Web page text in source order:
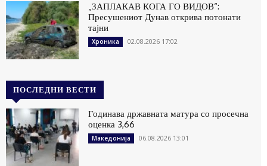
„ЗАПЛАКАВ КОГА ГО ВИДОВ“:
Пресушениот Дунав открива потонати
тајни
Хроника 02.08.2026 17:02
ПОСЛЕДНИ ВЕСТИ
Годинава државната матура со просечна
оценка 3,66
Македонија 06.08.2026 13:01